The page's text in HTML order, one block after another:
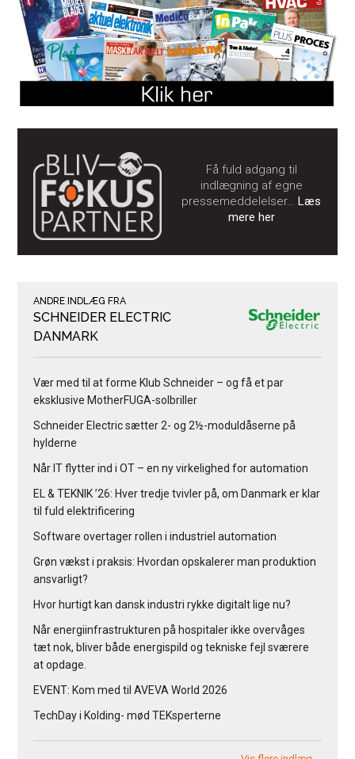
Få fuld adgang til
indlægning af egne
pressemeddelelser…Læs
mere her
ANDRE INDLÆG FRA
SCHNEIDER ELECTRIC
DANMARK
Vær med til at forme Klub Schneider – og få et par
eksklusive MotherFUGA-solbriller
Schneider Electric sætter 2- og 2½-moduldåserne på
hylderne
Når IT flytter ind i OT – en ny virkelighed for automation
EL & TEKNIK ’26: Hver tredje tvivler på, om Danmark er klar
til fuld elektrificering
Software overtager rollen i industriel automation
Grøn vækst i praksis: Hvordan opskalerer man produktion
ansvarligt?
Hvor hurtigt kan dansk industri rykke digitalt lige nu?
Når energiinfrastrukturen på hospitaler ikke overvåges
tæt nok, bliver både energispild og tekniske fejl sværere
at opdage.
EVENT: Kom med til AVEVA World 2026
TechDay i Kolding- mød TEKsperterne